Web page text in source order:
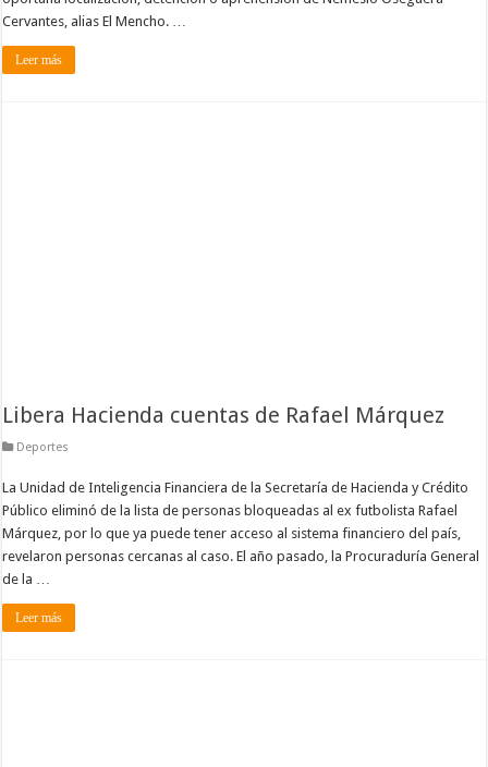
Cervantes, alias El Mencho. …
Leer más
Libera Hacienda cuentas de Rafael Márquez
Deportes
La Unidad de Inteligencia Financiera de la Secretaría de Hacienda y Crédito
Público eliminó de la lista de personas bloqueadas al ex futbolista Rafael
Márquez, por lo que ya puede tener acceso al sistema financiero del país,
revelaron personas cercanas al caso. El año pasado, la Procuraduría General
de la …
Leer más